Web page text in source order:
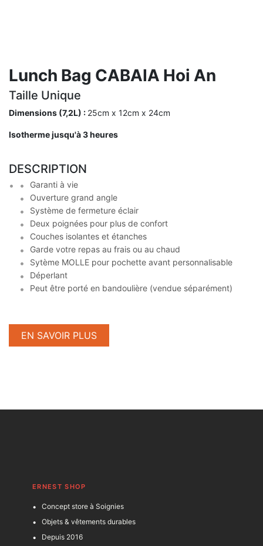
Lunch Bag CABAIA Hoi An
Taille Unique
Dimensions (7,2L) : 25cm x 12cm x 24cm
Isotherme jusqu'à 3 heures
DESCRIPTION
Garanti à vie
Ouverture grand angle
Système de fermeture éclair
Deux poignées pour plus de confort
Couches isolantes et étanches
Garde votre repas au frais ou au chaud
Sytème MOLLE pour pochette avant personnalisable
Déperlant
Peut être porté en bandoulière (vendue séparément)
EN SAVOIR PLUS
ERNEST SHOP
Concept store à Soignies
Objets & vêtements durables
Depuis 2016